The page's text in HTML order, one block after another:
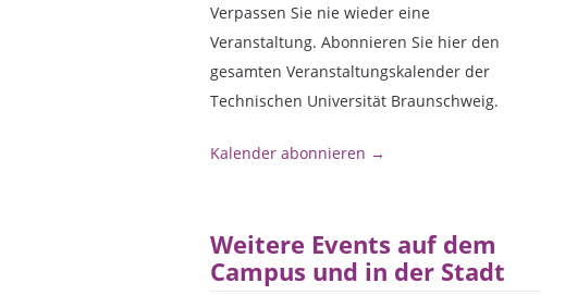
Verpassen Sie nie wieder eine
Veranstaltung. Abonnieren Sie hier den
gesamten Veranstaltungskalender der
Technischen Universität Braunschweig.
Kalender abonnieren →
Weitere Events auf dem
Campus und in der Stadt